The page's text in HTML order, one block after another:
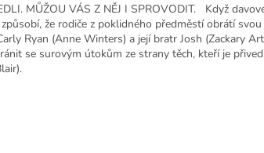
MŮŽOU VÁS Z NĚJ I SPROVODIT. Když
že rodiče z poklidného předměstí obrátí svou
Ryan (Anne Winters) a její bratr Josh (Zackary
se surovým útokům ze strany těch, kteří je